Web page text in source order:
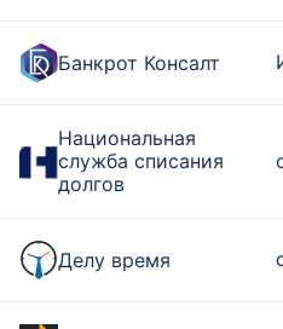
Банкрот Консалт
Национальная
служба списания
долгов
Делу время